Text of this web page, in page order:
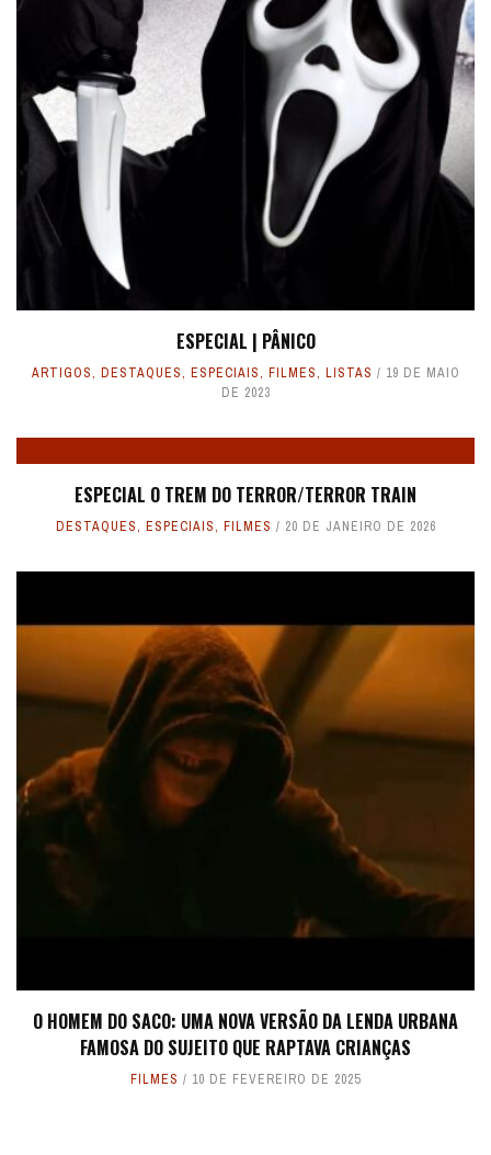
ESPECIAL | PÂNICO
ARTIGOS, DESTAQUES, ESPECIAIS, FILMES, LISTAS
19 DE MAIO
DE 2023
ESPECIAL O TREM DO TERROR/TERROR TRAIN
DESTAQUES, ESPECIAIS, FILMES 20 DE JANEIRO DE 2026
O HOMEM DO SACO: UMA NOVA VERSÃO DA LENDA URBANA
FAMOSA DO SUJEITO QUE RAPTAVA CRIANÇAS
FILMES 10 DE FEVEREIRO DE 2025